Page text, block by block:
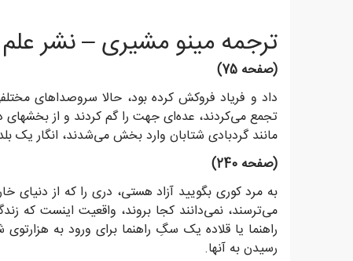
ترجمه مینو مشیری – نشر علم
(صفحه 75)
داد و فریاد فروکش کرده بود، حالا سروصداهای
تجمع می‌کردند، عده‌ای جهت را گم کردند و از بخشهای
مانند گردبادی شتابان وارد بخش می‌شدند، انگار یک
(صفحه 240)
به مرد کوری بگویید آزاد هستی، دری را که از دنیای
می‌ترسند، نمی‌دانند کجا بروند، واقعیت اینست
راهنما یا قلاده یک سگِ راهنما برای ورود به
رسیدن به آنها.